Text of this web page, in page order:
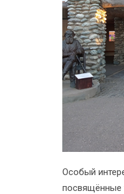
Особый
посвящённые